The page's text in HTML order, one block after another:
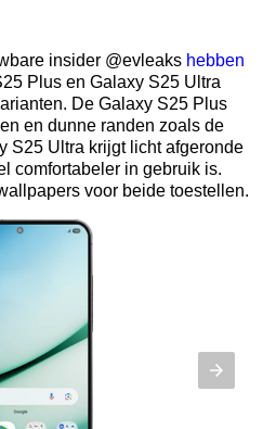
insider @evleaks hebben
Plus en Galaxy S25 Ultra
De Galaxy S25 Plus
en dunne randen zoals de
S25 Ultra krijgt licht afgeronde
comfortabeler in gebruik is.
voor beide toestellen.